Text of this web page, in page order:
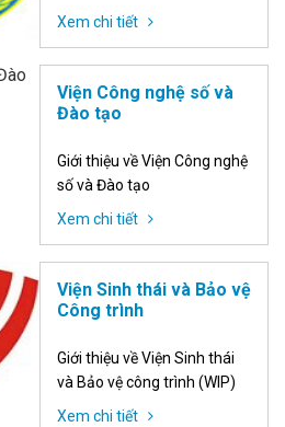
Xem chi tiết
Viện Công nghệ số và
Đào tạo
Giới thiệu về Viện Công nghệ
số và Đào tạo
Xem chi tiết
Viện Sinh thái và Bảo vệ
Công trình
Giới thiệu về Viện Sinh thái
và Bảo vệ công trình (WIP)
Xem chi tiết